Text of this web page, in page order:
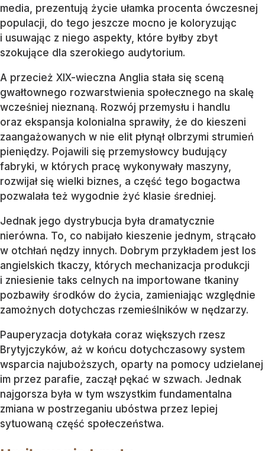
media, prezentują życie ułamka procenta ówczesnej
populacji, do tego jeszcze mocno je koloryzując
i usuwając z niego aspekty, które byłby zbyt
szokujące dla szerokiego audytorium.
A przecież XIX-wieczna Anglia stała się sceną
gwałtownego rozwarstwienia społecznego na skalę
wcześniej nieznaną. Rozwój przemysłu i handlu
oraz ekspansja kolonialna sprawiły, że do kieszeni
zaangażowanych w nie elit płynął olbrzymi strumień
pieniędzy. Pojawili się przemysłowcy budujący
fabryki, w których pracę wykonywały maszyny,
rozwijał się wielki biznes, a część tego bogactwa
pozwalała też wygodnie żyć klasie średniej.
Jednak jego dystrybucja była dramatycznie
nierówna. To, co nabijało kieszenie jednym, strącało
w otchłań nędzy innych. Dobrym przykładem jest los
angielskich tkaczy, których mechanizacja produkcji
i zniesienie taks celnych na importowane tkaniny
pozbawiły środków do życia, zamieniając względnie
zamożnych dotychczas rzemieślników w nędzarzy.
Pauperyzacja dotykała coraz większych rzesz
Brytyjczyków, aż w końcu dotychczasowy system
wsparcia najuboższych, oparty na pomocy udzielanej
im przez parafie, zaczął pękać w szwach. Jednak
najgorsza była w tym wszystkim fundamentalna
zmiana w postrzeganiu ubóstwa przez lepiej
sytuowaną część społeczeństwa.